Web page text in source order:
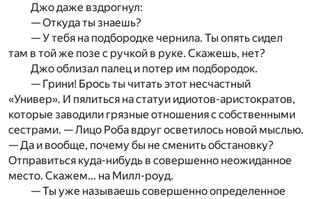
Джо даже вздрогнул:
— Откуда ты знаешь?
— У тебя на подбородке чернила. Ты опять сидел
там в той же позе с ручкой в руке. Скажешь, нет?
Джо облизал палец и потер им подбородок.
— Грини! Брось ты читать этот несчастный
«Универ». И пялиться на статуи идиотов-аристократов,
которые заводили грязные отношения с собственными
сестрами. — Лицо Роба вдруг осветилось новой мыслью.
— Да и вообще, почему бы не сменить обстановку?
Отправиться куда-нибудь в совершенно неожиданное
место. Скажем... на Милл-роуд.
— Ты уже называешь совершенно определенное